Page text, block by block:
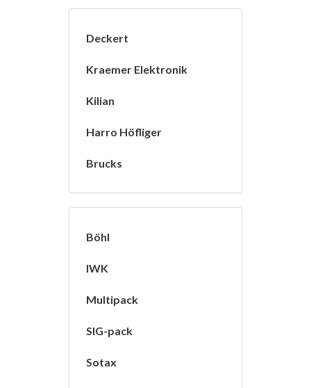
Deckert
Kraemer Elektronik
Kilian
Harro Höfliger
Brucks
Böhl
IWK
Multipack
SIG-pack
Sotax